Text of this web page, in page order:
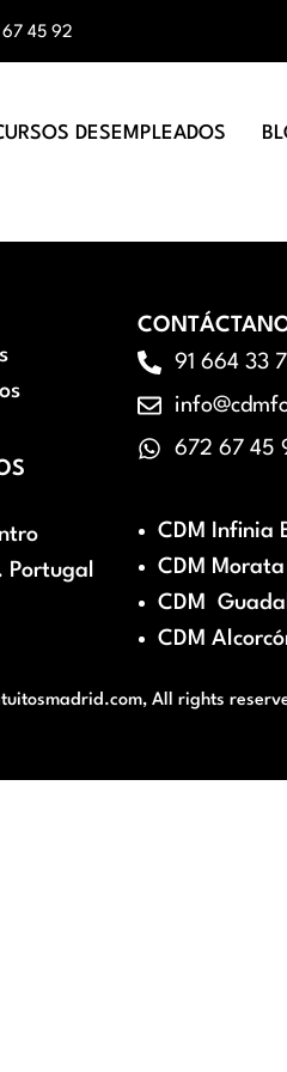
45 92
DESEMPLEADOS
Portugal
91 664 33
672 67 45
CDM Infinia
CDM
CDM
CDM
All rights